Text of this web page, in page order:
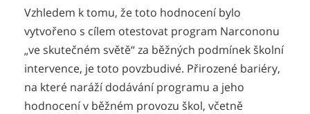
Vzhledem k tomu, že toto hodnocení bylo
vytvořeno s cílem otestovat program Narcononu
„ve skutečném světě“ za běžných podmínek školní
intervence, je toto povzbudivé. Přirozené bariéry,
na které naráží dodávání programu a jeho
hodnocení v běžném provozu škol, včetně